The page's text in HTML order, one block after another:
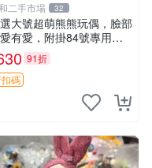
二手市場 32
大號超萌熊熊玩偶，臉部
有愛，附掛84號專用
，適合收藏與送禮 寶寶熊
熊抱枕
91折
碼